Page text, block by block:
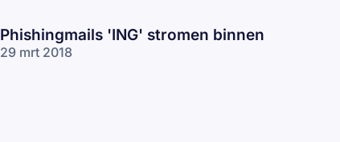
Phishingmails 'ING' stromen binnen
29 mrt 2018